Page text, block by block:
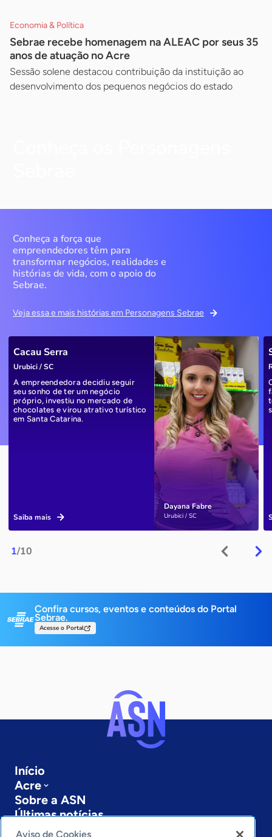
Economia & Política
Sebrae recebe homenagem na ALEAC por seus 35
anos de atuação no Acre
Sessão solene destacou contribuição da instituição ao
desenvolvimento dos pequenos negócios do estado
Conheça a força que
empreendedores têm para
transformar negócios, realidades e
histórias de vida, com o apoio do
Sebrae.
Veja essa e mais histórias em Personagens Sebrae
1/10
Dayana Fabre
Urubici / SC
Cacau Serra
Urubici / SC
A empreendedora decidiu seguir
seu sonho de ter um negócio
próprio, investiu no mercado de
chocolates e virou atrativo turístico
em Santa Catarina.
Saiba mais
Confira cursos, eventos e conteúdos do Portal
Sebrae.
Acesse o Portal
Início
Acre
Sobre a ASN
Últimas notícias
Entre em contato
Aviso de Cookies